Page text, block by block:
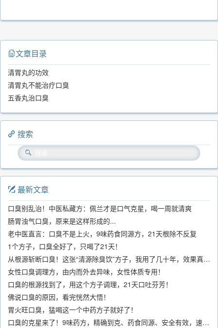
文章目录
清胃丸的功效
清胃丸不能治疗口臭
五香丸治口臭
搜索
最新文章
口臭别乱治！中医私藏方：佩兰才是口气克星，喝一周就清爽
肠胃浊气口臭，原来是这样形成的...
老中医直言：口臭不是上火，9味药食同源方，21天根除不反复
1个方子，口臭全好了，只喝了21天！
从根源斩断口臭！这张“清源除臭饮”方子，我用了几十年，效果真不错
女性口臭调理方，由内而外去异味，女性体质专用！
口臭的根源找到了，用这个方子调理，21天口吐芬芳！
佛说口臭的原因，看完恍然大悟！
胃火旺口臭，猛喝这一个中药方子就好了！
口臭的克星来了！9味药方，精确到克、药食同源、安全有效，速看！